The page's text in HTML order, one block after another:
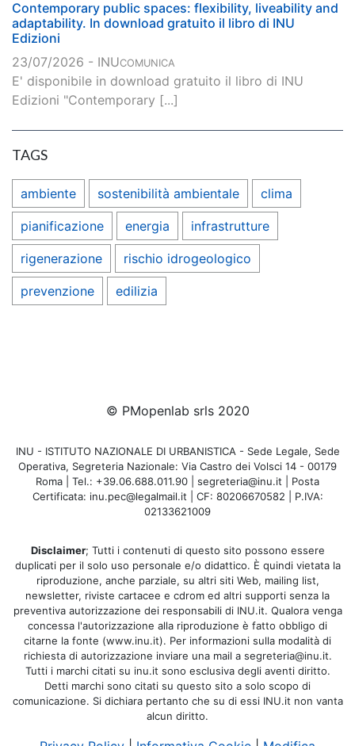
Contemporary public spaces: flexibility, liveability and
adaptability. In download gratuito il libro di INU
Edizioni
23/07/2026 - INUCOMUNICA
E' disponibile in download gratuito il libro di INU
Edizioni "Contemporary [...]
TAGS
ambiente sostenibilità ambientale clima
pianificazione energia infrastrutture
rigenerazione rischio idrogeologico
prevenzione edilizia
© PMopenlab srls 2020
INU - ISTITUTO NAZIONALE DI URBANISTICA - Sede Legale, Sede
Operativa, Segreteria Nazionale: Via Castro dei Volsci 14 - 00179
Roma | Tel.: +39.06.688.011.90 | segreteria@inu.it | Posta
Certificata: inu.pec@legalmail.it | CF: 80206670582 | P.IVA:
02133621009
Disclaimer; Tutti i contenuti di questo sito possono essere
duplicati per il solo uso personale e/o didattico. È quindi vietata la
riproduzione, anche parziale, su altri siti Web, mailing list,
newsletter, riviste cartacee e cdrom ed altri supporti senza la
preventiva autorizzazione dei responsabili di INU.it. Qualora venga
concessa l'autorizzazione alla riproduzione è fatto obbligo di
citarne la fonte (www.inu.it). Per informazioni sulla modalità di
richiesta di autorizzazione inviare una mail a segreteria@inu.it.
Tutti i marchi citati su inu.it sono esclusiva degli aventi diritto.
Detti marchi sono citati su questo sito a solo scopo di
comunicazione. Si dichiara pertanto che su di essi INU.it non vanta
alcun diritto.